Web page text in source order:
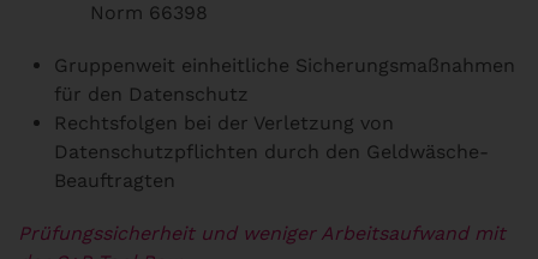
Norm 66398
Gruppenweit einheitliche Sicherungsmaßnahmen
für den Datenschutz
Rechtsfolgen bei der Verletzung von
Datenschutzpflichten durch den Geldwäsche-
Beauftragten
Prüfungssicherheit und weniger Arbeitsaufwand mit